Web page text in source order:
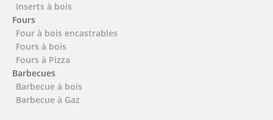
Inserts à bois
Fours
Four à bois encastrables
Fours à bois
Fours à Pizza
Barbecues
Barbecue à bois
Barbecue à Gaz